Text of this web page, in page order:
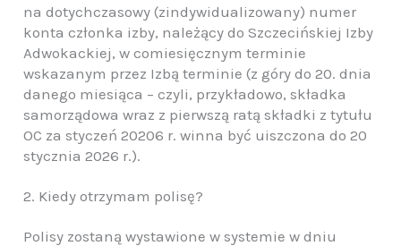
na dotychczasowy (zindywidualizowany) numer
konta członka izby, należący do Szczecińskiej Izby
Adwokackiej, w comiesięcznym terminie
wskazanym przez Izbą terminie (z góry do 20. dnia
danego miesiąca – czyli, przykładowo, składka
samorządowa wraz z pierwszą ratą składki z tytułu
OC za styczeń 20206 r. winna być uiszczona do 20
stycznia 2026 r.).
2. Kiedy otrzymam polisę?
Polisy zostaną wystawione w systemie w dniu